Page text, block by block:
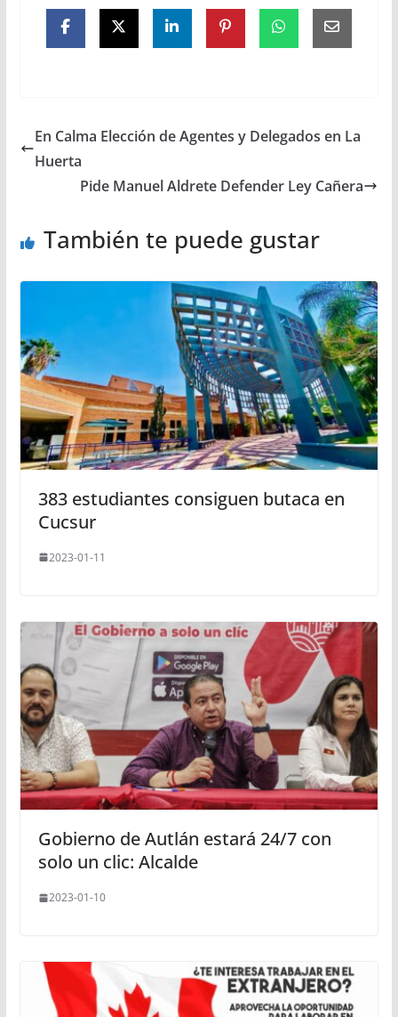
En Calma Elección de Agentes y Delegados en La
Huerta
Pide Manuel Aldrete Defender Ley Cañera
También te puede gustar
383 estudiantes consiguen butaca en
Cucsur
2023-01-11
Gobierno de Autlán estará 24/7 con
solo un clic: Alcalde
2023-01-10